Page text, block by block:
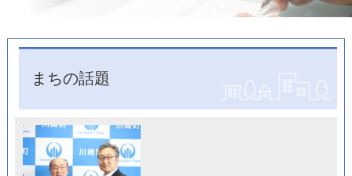
まちの話題